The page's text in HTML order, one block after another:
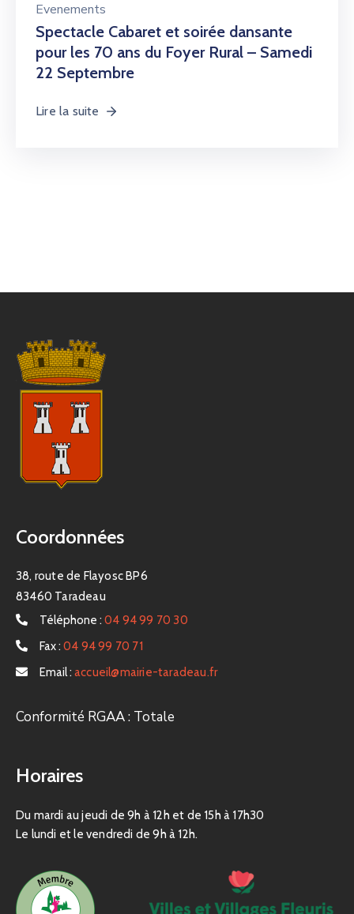
Evenements
Spectacle Cabaret et soirée dansante
pour les 70 ans du Foyer Rural – Samedi
22 Septembre
Lire la suite
Coordonnées
38, route de Flayosc BP6
83460 Taradeau
Téléphone : 04 94 99 70 30
Fax : 04 94 99 70 71
Email : accueil@mairie-taradeau.fr
Conformité RGAA : Totale
Horaires
Du mardi au jeudi de 9h à 12h et de 15h à 17h30
Le lundi et le vendredi de 9h à 12h.